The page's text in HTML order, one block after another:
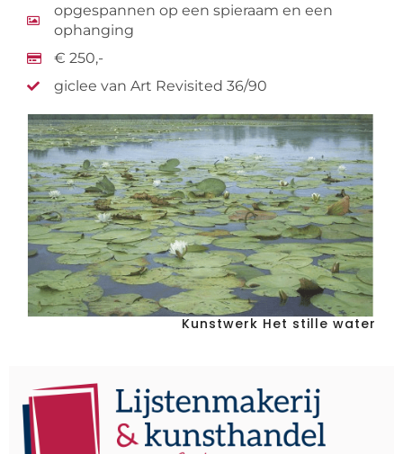
opgespannen op een spieraam en een
ophanging
€ 250,-
giclee van Art Revisited 36/90
Kunstwerk Het stille water